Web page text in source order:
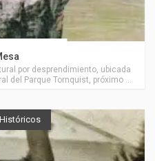
por desprendimiento, ubicada
del Parque Tornquist, próximo a